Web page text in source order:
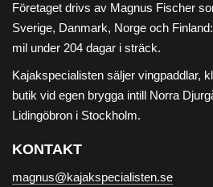
Företaget drivs av Magnus Fischer
Sverige, Danmark, Norge och
mil under 204 dagar i sträck.
Kajakspecialisten säljer vingpaddlar,
butik vid egen brygga intill Norra
Lidingöbron i Stockholm.
KONTAKT
magnus@kajakspecialisten.se